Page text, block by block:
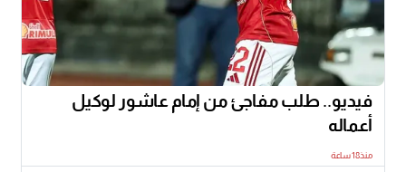
فيديو.. طلب مفاجئ من إمام عاشور لوكيل
أعماله
منذ18 ساعة